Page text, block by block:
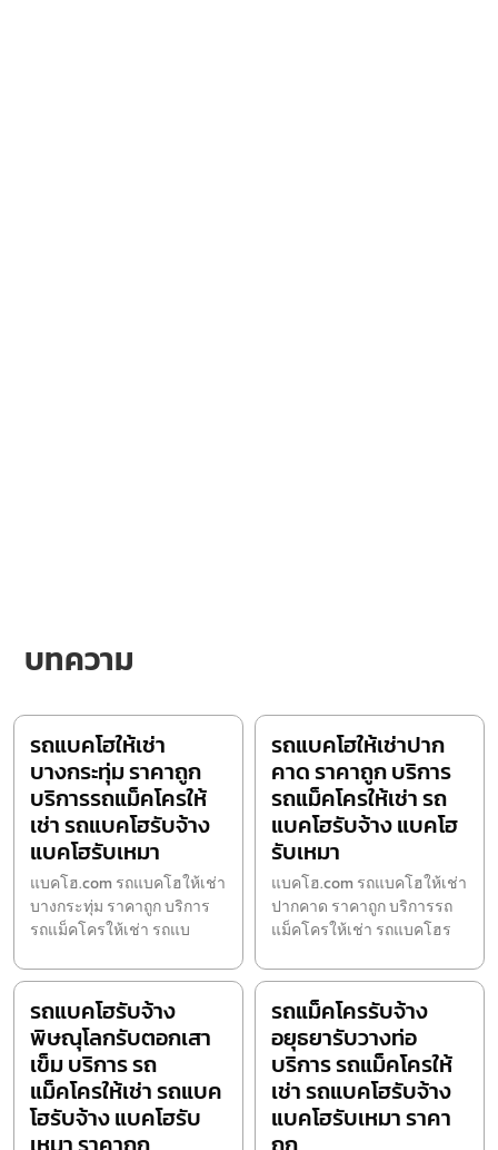
บทความ
รถแบคโฮให้เช่า
บางกระทุ่ม ราคาถูก
บริการรถแม็คโครให้
เช่า รถแบคโฮรับจ้าง
แบคโฮรับเหมา
แบคโฮ.com รถแบคโฮให้เช่า
บางกระทุ่ม ราคาถูก บริการ
รถแม็คโครให้เช่า รถแบ
รถแบคโฮให้เช่าปาก
คาด ราคาถูก บริการ
รถแม็คโครให้เช่า รถ
แบคโฮรับจ้าง แบคโฮ
รับเหมา
แบคโฮ.com รถแบคโฮให้เช่า
ปากคาด ราคาถูก บริการรถ
แม็คโครให้เช่า รถแบคโฮร
รถแบคโฮรับจ้าง
พิษณุโลกรับตอกเสา
เข็ม บริการ รถ
แม็คโครให้เช่า รถแบค
โฮรับจ้าง แบคโฮรับ
รถแม็คโครรับจ้าง
อยุธยารับวางท่อ
บริการ รถแม็คโครให้
เช่า รถแบคโฮรับจ้าง
แบคโฮรับเหมา ราคา